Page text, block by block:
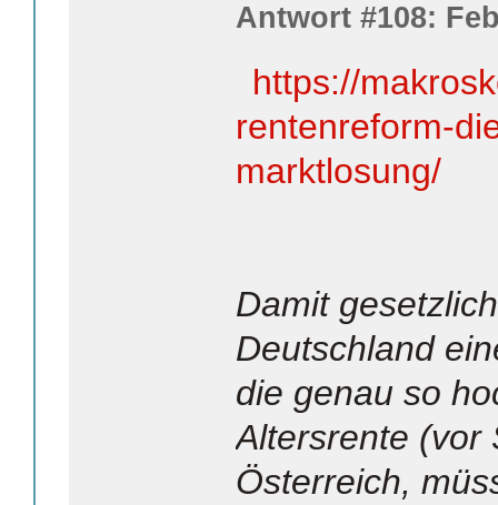
Antwort #108:
https://
rentenreform-
marktlosung/
Damit
Deutschland
die genau so
Altersrente (vor
Österreich,